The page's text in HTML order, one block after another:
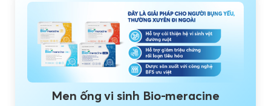
Men ống vi sinh Bio-meracine